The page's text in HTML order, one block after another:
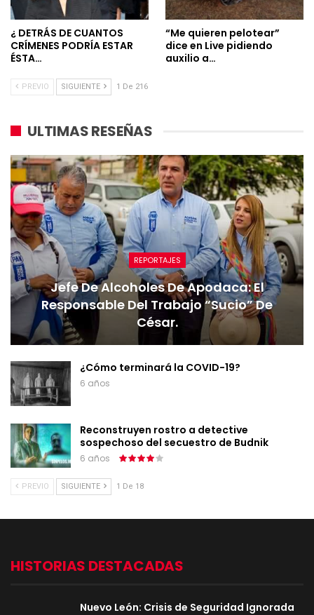
¿ DETRÁS DE CUANTOS
CRÍMENES PODRÍA ESTAR
ÉSTA…
“Me quieren pelotear”
dice en Live pidiendo
auxilio a…
PREVIO SIGUIENTE 1 De 216
ULTIMAS RESEÑAS
REPORTAJES
Jefe De Alcoholes De Apodaca: El
Responsable Del Trabajo “sucio” De
César.
¿Cómo terminará la COVID-19?
6 años
Reconstruyen rostro a detective
sospechoso del secuestro de Budnik
6 años
PREVIO SIGUIENTE 1 De 18
HISTORIAS DESTACADAS
Nuevo León: Crisis de Seguridad Ignorada